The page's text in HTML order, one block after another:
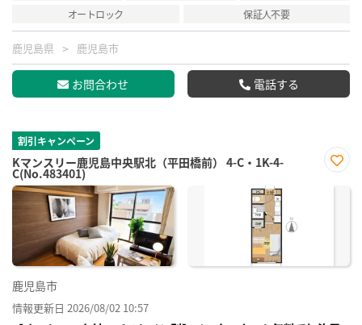
オートロック
保証人不要
鹿児島県 鹿児島市
お問合わせ 電話する
割引キャンペーン
Kマンスリー鹿児島中央駅北（平田橋前） 4-C・1K-4-
C(No.483401)
に入
鹿児島市
情報更新日 2026/08/02 10:57